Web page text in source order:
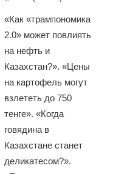
«Как «трампономика
2.0» может повлиять
на нефть и
Казахстан?». «Цены
на картофель могут
взлететь до 750
тенге». «Когда
говядина в
Казахстане станет
деликатесом?».